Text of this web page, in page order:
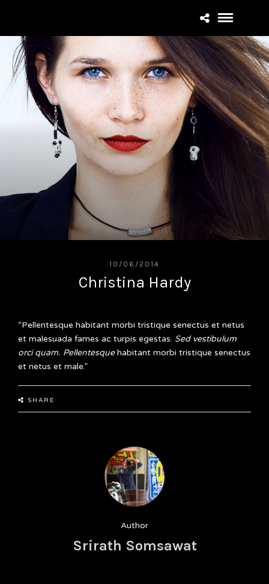
10/06/2014
Christina Hardy
“Pellentesque habitant morbi tristique senectus et netus
et malesuada fames ac turpis egestas. Sed vestibulum
orci quam. Pellentesquehabitant morbi tristique senectus
et netus et male.”
SHARE
Author
Srirath Somsawat